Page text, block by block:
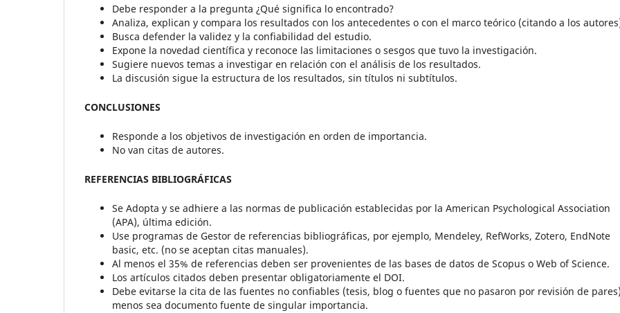
Debe responder a la pregunta ¿Qué significa lo encontrado?
Analiza, explican y compara los resultados con los antecedentes o con el marco teórico (citando a los
Busca defender la validez y la confiabilidad del estudio.
Expone la novedad científica y reconoce las limitaciones o sesgos que tuvo la investigación.
Sugiere nuevos temas a investigar en relación con el análisis de los resultados.
La discusión sigue la estructura de los resultados, sin títulos ni subtítulos.
CONCLUSIONES
Responde a los objetivos de investigación en orden de importancia.
No van citas de autores.
REFERENCIAS BIBLIOGRÁFICAS
Se Adopta y se adhiere a las normas de publicación establecidas por la American Psychological Association
(APA), última edición.
Use programas de Gestor de referencias bibliográficas, por ejemplo, Mendeley, RefWorks, Zotero, EndNote
basic, etc. (no se aceptan citas manuales).
Al menos el 35% de referencias deben ser provenientes de las bases de datos de Scopus o Web of Science.
Los artículos citados deben presentar obligatoriamente el DOI.
Debe evitarse la cita de las fuentes no confiables (tesis, blog o fuentes que no pasaron por revisión de
menos sea documento fuente de singular importancia.